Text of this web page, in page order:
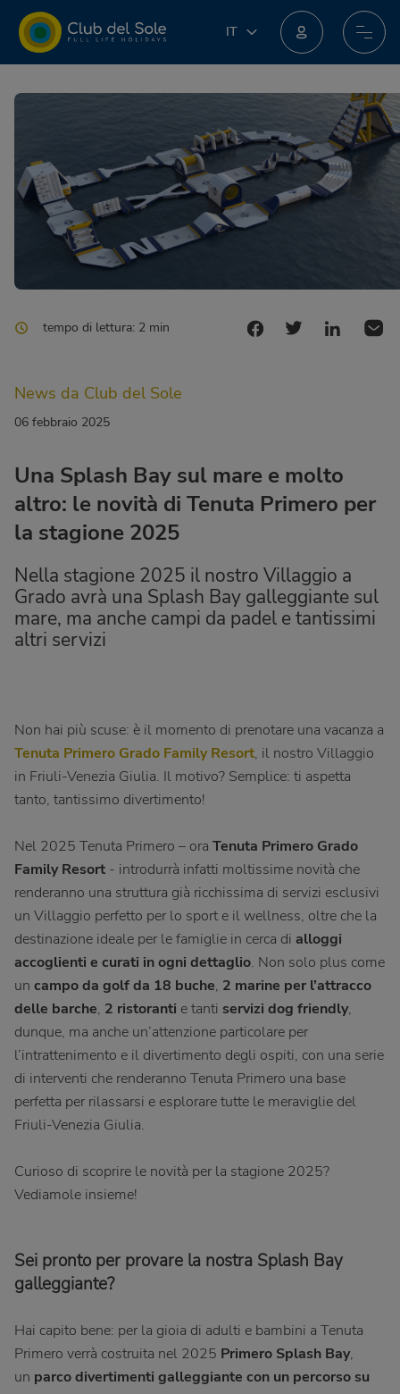
IT
PL
NL
tempo di lettura: 2 min
News da Club del Sole
06 febbraio 2025
Una Splash Bay sul mare e molto
altro: le novità di Tenuta Primero per
la stagione 2025
Nella stagione 2025 il nostro Villaggio a
Grado avrà una Splash Bay galleggiante sul
mare, ma anche campi da padel e tantissimi
altri servizi
Non hai più scuse: è il momento di prenotare una vacanza a
Tenuta Primero Grado Family Resort, il nostro Villaggio
in Friuli-Venezia Giulia. Il motivo? Semplice: ti aspetta
tanto, tantissimo divertimento!
Nel 2025 Tenuta Primero – ora Tenuta Primero Grado
Family Resort - introdurrà infatti moltissime novità che
renderanno una struttura già ricchissima di servizi esclusivi
un Villaggio perfetto per lo sport e il wellness, oltre che la
destinazione ideale per le famiglie in cerca di alloggi
accoglienti e curati in ogni dettaglio. Non solo plus come
un campo da golf da 18 buche, 2 marine per l’attracco
delle barche, 2 ristoranti e tanti servizi dog friendly,
dunque, ma anche un’attenzione particolare per
l’intrattenimento e il divertimento degli ospiti, con una serie
di interventi che renderanno Tenuta Primero una base
perfetta per rilassarsi e esplorare tutte le meraviglie del
Friuli-Venezia Giulia.
Curioso di scoprire le novità per la stagione 2025?
Vediamole insieme!
Sei pronto per provare la nostra Splash Bay
galleggiante?
Hai capito bene: per la gioia di adulti e bambini a Tenuta
Primero verrà costruita nel 2025 Primero Splash Bay,
un parco divertimenti galleggiante con un percorso su